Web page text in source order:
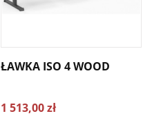
ŁAWKA ISO 4 WOOD
1 513,00 zł